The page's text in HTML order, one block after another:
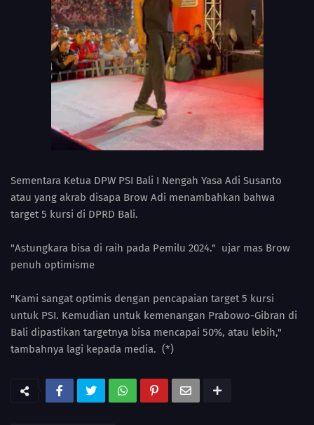
Sementara Ketua DPW PSI Bali I Nengah Yasa Adi Susanto
atau yang akrab disapa Brow Adi menambahkan bahwa
target 5 kursi di DPRD Bali.
"Astungkara bisa di raih pada Pemilu 2024." ujar mas Brow
penuh optimisme
"Kami sangat optimis dengan pencapaian target 5 kursi
untuk PSI. Kemudian untuk kemenangan Prabowo-Gibran di
Bali dipastikan targetnya bisa mencapai 50%, atau lebih,"
tambahnya lagi kepada media. (*)